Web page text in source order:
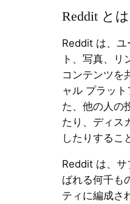
Reddit と
Reddit は、ユ
ト、写真、リ
コンテンツを
ャル プラット
た、他の人の
たり、ディス
したりするこ
Reddit は、サ
ばれる何千も
ティに編成さ